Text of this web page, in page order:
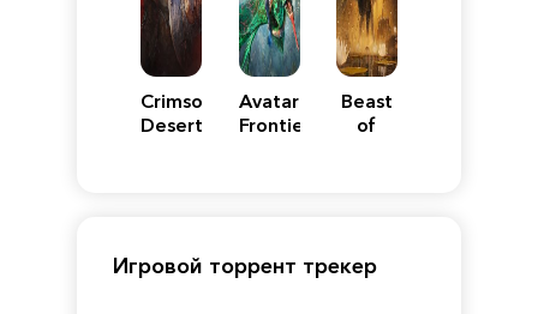
Crimson
Desert
Avatar:
Frontiers
Beast
of
Игровой торрент трекер